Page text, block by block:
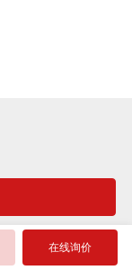
在线询价